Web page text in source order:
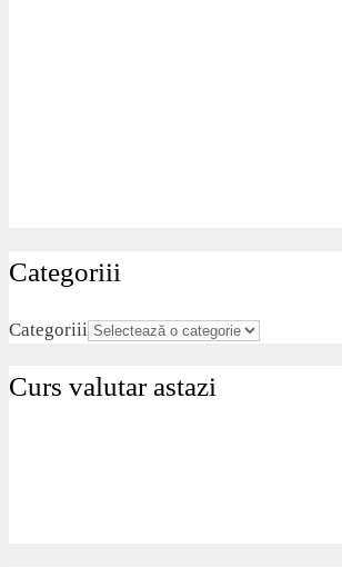
Categoriii
Categoriii
Curs valutar astazi